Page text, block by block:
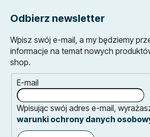
Odbierz newsletter
Wpisz swój e-mail, a my będziemy
informacje na temat nowych
shop.
E-mail
Wpisując swój adres e-mail,
warunki ochrony danych